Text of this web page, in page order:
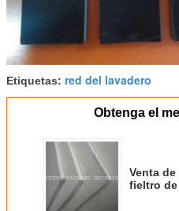
Etiquetas: red del lavadero
Obtenga el
Venta
fieltro